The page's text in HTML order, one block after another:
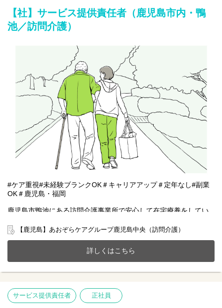
●各担当者との連携
●運営管理など
【社】サービス提供責任者（鹿児島市内・鴨
池／訪問介護）
#ケア重視#未経験ブランクOK＃キャリアアップ＃定年なし#副業
OK＃鹿児島・福岡
鹿児島市鴨池にある訪問介護事業所で安心して在宅療養をしてい
20～70代まで幅広い年齢層の方が活躍中です。
今までのご経験やスキルを当社で発揮して頂ける方を募集してい
【仕事内容】サービス提供責任者業務全般
管理職としてサービス品質を維持・向上しながら、チームで施設
●訪問介護計画書の作成
●スタッフの育成や教育
【鹿児島】あおぞらケアグループ鹿児島中央（訪問介護）
詳しくはこちら
サービス提供責任者 正社員